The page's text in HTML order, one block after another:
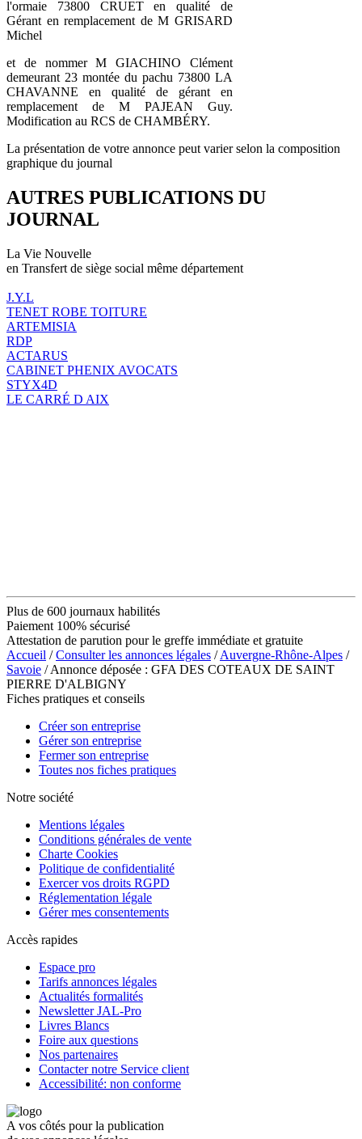
l'ormaie 73800 CRUET en qualité de
Gérant en remplacement de M GRISARD
Michel
et de nommer M GIACHINO Clément
demeurant 23 montée du pachu 73800 LA
CHAVANNE en qualité de gérant en
remplacement de M PAJEAN Guy.
Modification au RCS de CHAMBÉRY.
La présentation de votre annonce peut varier selon la composition
graphique du journal
AUTRES PUBLICATIONS DU
JOURNAL
La Vie Nouvelle
en Transfert de siège social même département
J.Y.L
TENET ROBE TOITURE
ARTEMISIA
RDP
ACTARUS
CABINET PHENIX AVOCATS
STYX4D
LE CARRÉ D AIX
Plus de 600 journaux habilités
Paiement 100% sécurisé
Attestation de parution pour le greffe immédiate et gratuite
Accueil /Consulter les annonces légales /Auvergne-Rhône-Alpes /
Savoie / Annonce déposée : GFA DES COTEAUX DE SAINT
PIERRE D'ALBIGNY
Fiches pratiques et conseils
Créer son entreprise
Gérer son entreprise
Fermer son entreprise
Toutes nos fiches pratiques
Notre société
Mentions légales
Conditions générales de vente
Charte Cookies
Politique de confidentialité
Exercer vos droits RGPD
Réglementation légale
Gérer mes consentements
Accès rapides
Espace pro
Tarifs annonces légales
Actualités formalités
Newsletter JAL-Pro
Livres Blancs
Foire aux questions
Nos partenaires
Contacter notre Service client
Accessibilité: non conforme
A vos côtés pour la publication